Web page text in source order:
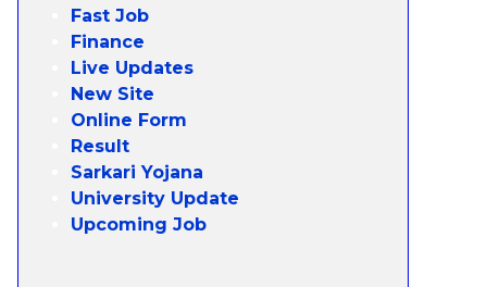
Fast Job
Finance
Live Updates
New Site
Online Form
Result
Sarkari Yojana
University Update
Upcoming Job